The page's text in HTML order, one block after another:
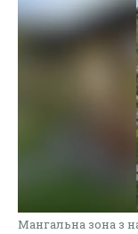
Мангальна зона з